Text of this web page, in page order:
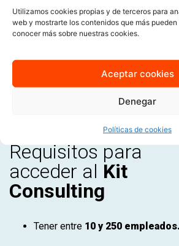
Utilizamos cookies propias y de terceros para
web y mostrarte los contenidos que más
conocer más sobre nuestras cookies.
Aceptar cookies
Denegar
Políticas de cookies
Asesoramiento 100%
inteligencia artificial (IA),
Mejora de la competitividad
implementación de nuevas
Expansión de mercado
digital y captación de clientes.
Requisitos para
acceder al Kit
Consulting
Tener entre 10 y 250